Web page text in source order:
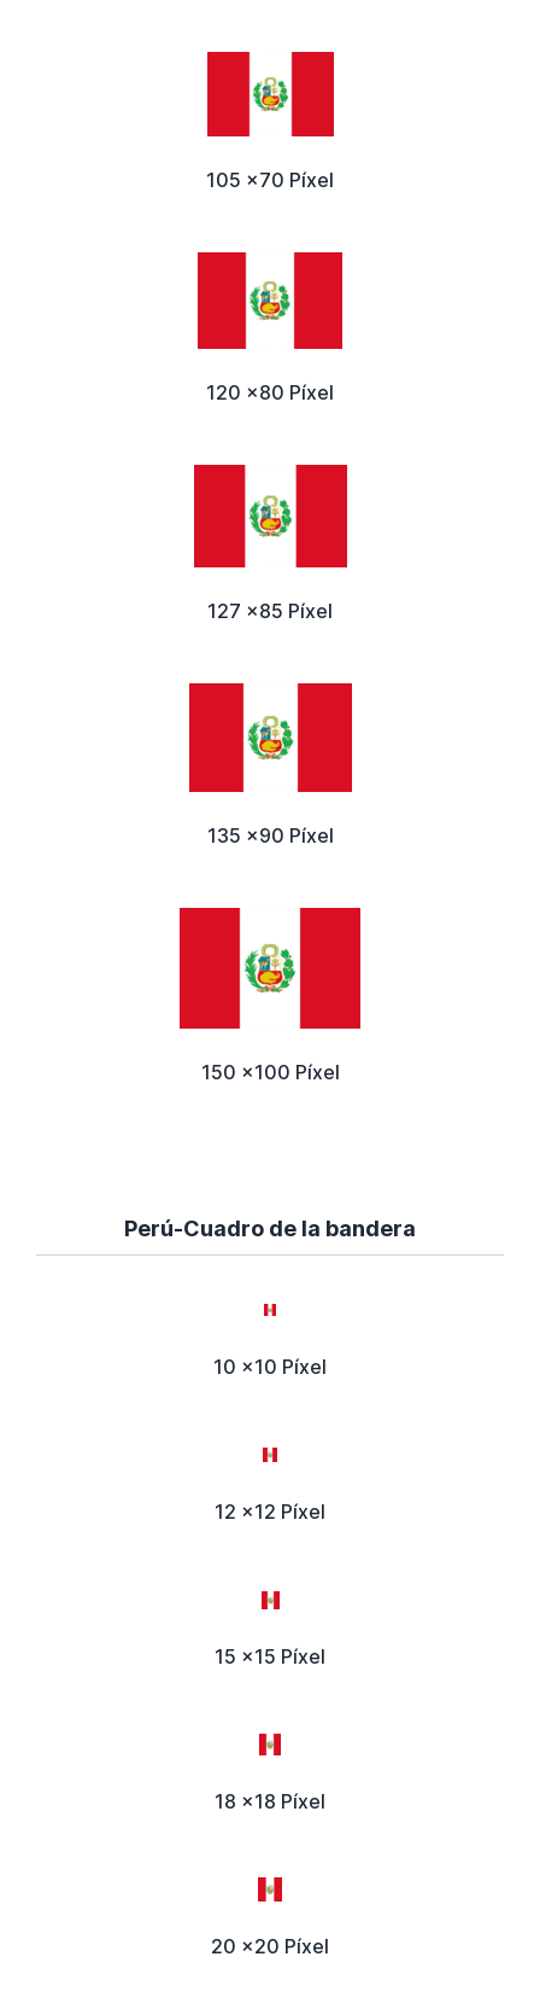
105 x70 Píxel
120 x80 Píxel
127 x85 Píxel
135 x90 Píxel
150 x100 Píxel
Perú-Cuadro de la bandera
10 x10 Píxel
12 x12 Píxel
15 x15 Píxel
18 x18 Píxel
20 x20 Píxel